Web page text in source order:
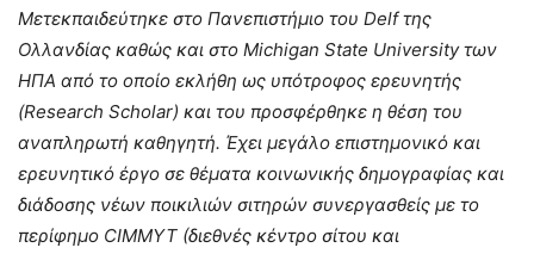
Μετεκπαιδεύτηκε στο Πανεπιστήμιο του Delf της
Ολλανδίας καθώς και στο Michigan State University των
ΗΠΑ από το οποίο εκλήθη ως υπότροφος ερευνητής
(Research Scholar) και του προσφέρθηκε η θέση του
αναπληρωτή καθηγητή. Έχει μεγάλο επιστημονικό και
ερευνητικό έργο σε θέματα κοινωνικής δημογραφίας και
διάδοσης νέων ποικιλιών σιτηρών συνεργασθείς με το
περίφημο CIMMYT (διεθνές κέντρο σίτου και